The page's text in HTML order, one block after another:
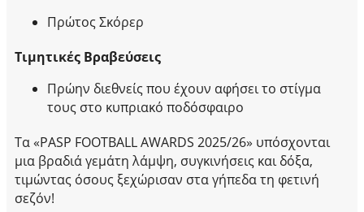
Πρώτος Σκόρερ
Τιμητικές Βραβεύσεις
Πρώην διεθνείς που έχουν αφήσει το στίγμα
τους στο κυπριακό ποδόσφαιρο
Τα «PASP FOOTBALL AWARDS 2025/26» υπόσχονται
μια βραδιά γεμάτη λάμψη, συγκινήσεις και δόξα,
τιμώντας όσους ξεχώρισαν στα γήπεδα τη φετινή
σεζόν!